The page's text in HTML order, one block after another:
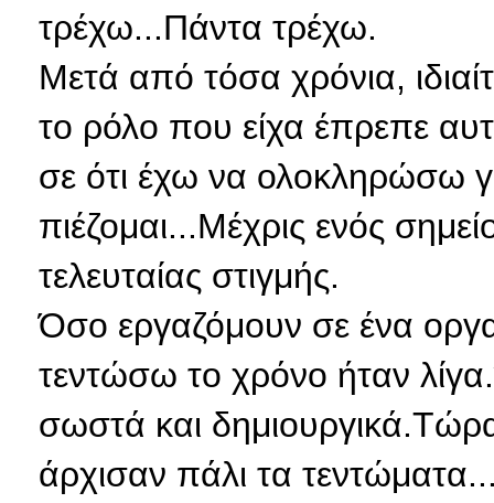
τρέχω...Πάντα τρέχω.
Μετά από τόσα χρόνια,
το ρόλο που είχα έπρεπε
σε ότι έχω να ολοκληρώσω
πιέζομαι...Μέχρις ενός
τελευταίας στιγμής.
Όσο εργαζόμουν σε ένα
τεντώσω το χρόνο ήταν
σωστά και
άρχισαν πάλι τα